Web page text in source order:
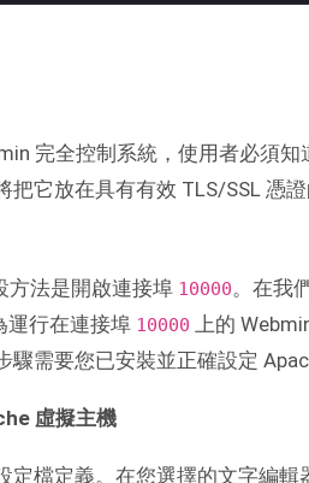
完全控制系統，使用者必須
把它放在具有有效 TLS/SSL 憑
方法是開啟連接埠 10000。在我
運行在連接埠 10000 上的
驟需要您已安裝並正確設定
虛擬主機
定檔定義。在您選擇的文字編輯